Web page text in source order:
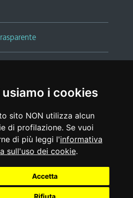
usiamo i cookies
sito NON utilizza alcun
di profilazione. Se vuoi
di più leggi l'informativa
sull'uso dei cookie.
Accetta
Rifiuta
legali |glossario
policy
|feedback
cookie